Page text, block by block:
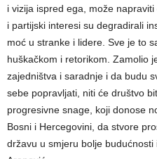
i vizija ispred ega, može
i partijski interesi su degradirali
moć u stranke i lidere. Sve je to
huškačkom i retorikom. Zamolio
zajedništva i saradnje i da budu
sebe popravljati, niti će društvo
progresivne snage, koji donose
Bosni i Hercegovini, da stvore
državu u smjeru bolje budućnosti